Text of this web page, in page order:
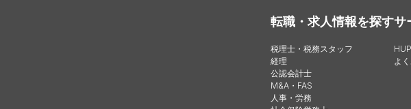
転職・求人情報を探す
税理士・税務スタッフ
経理
公認会計士
M&A・FAS
人事・労務
サ
よ